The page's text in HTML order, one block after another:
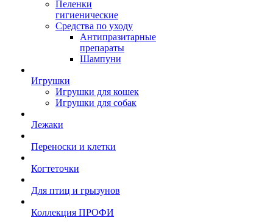
Пеленки
гигиенические
Средства по уходу
Антипразитарные
препараты
Шампуни
Игрушки
Игрушки для кошек
Игрушки для собак
Лежаки
Переноски и клетки
Когтеточки
Для птиц и грызунов
Коллекция ПРОФИ